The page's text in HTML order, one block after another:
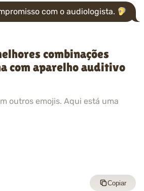
com o audiologista.
combinações
com aparelho auditivo
outros emojis. Aqui está uma
Copiar